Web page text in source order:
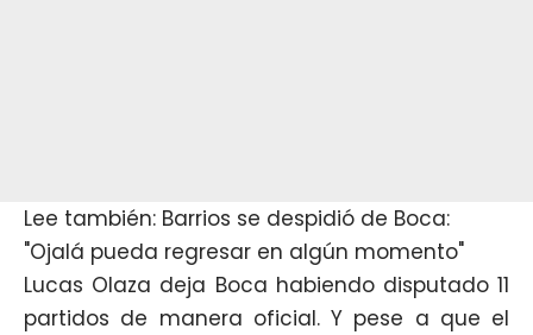
Lee también: Barrios se despidió de Boca:
"Ojalá pueda regresar en algún momento"
Lucas Olaza deja Boca habiendo disputado 11
partidos de manera oficial. Y pese a que el